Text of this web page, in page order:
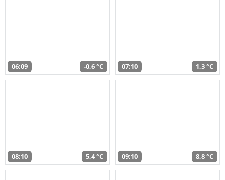
06:09 -0,6 °C 07:10 1,3 °C
08:10 5,4 °C 09:10 8,8 °C